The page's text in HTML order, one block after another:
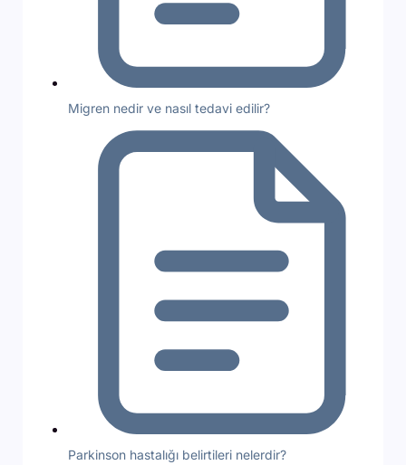
Migren nedir ve nasıl tedavi edilir?
Parkinson hastalığı belirtileri nelerdir?